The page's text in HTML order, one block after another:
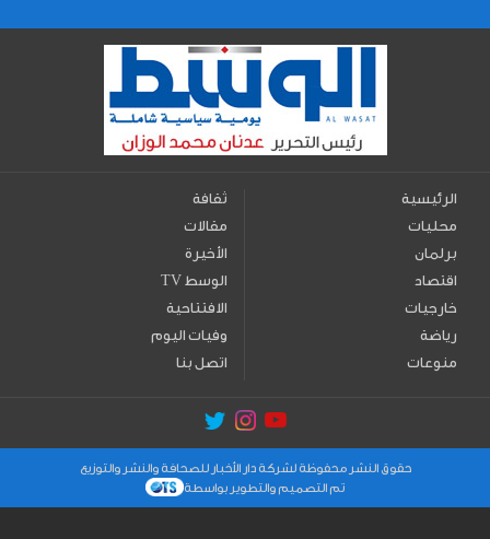
الرئيسية
محليات
برلمان
اقتصاد
خارجيات
رياضة
منوعات
ثقافة
مقالات
الأخيرة
TV الوسط
الافتتاحية
وفيات اليوم
اتصل بنا
حقوق النشر محفوظة لشركة دار الأخبار للصحافة والنشر والتوزيع
تم التصميم والتطوير بواسطة